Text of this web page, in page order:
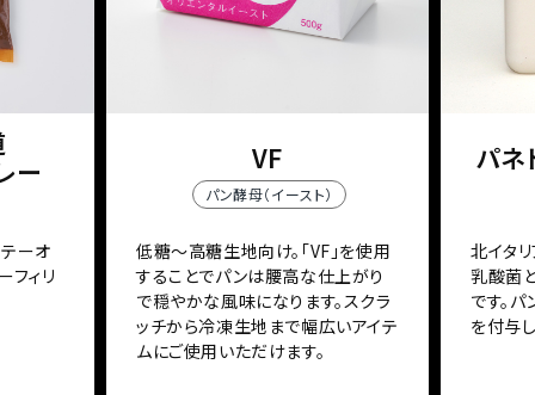
ー
ーオ
フィリ
VF
パン酵母（イースト）
低糖～高糖生地向け。「VF」を使用
することでパンは腰高な仕上がり
で穏やかな風味になります。スクラ
ッチから冷凍生地まで幅広いアイテ
ムにご使用いただけます。
パネ
北イタ
乳酸菌
です。
を付与